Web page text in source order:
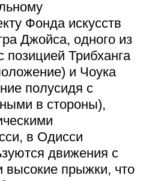
Фонда искусств
Джойса, одного из
Трибханга
и Чоука
полусидя с
в стороны),
в Одисси
движения с
высокие прыжки, что